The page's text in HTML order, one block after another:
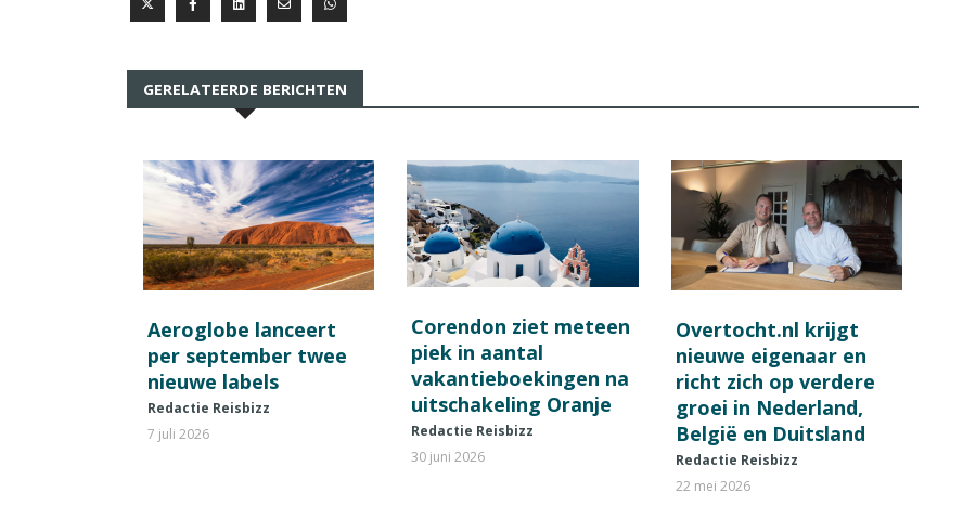
GERELATEERDE BERICHTEN
Aeroglobe lanceert
per september twee
nieuwe labels
Redactie Reisbizz
7 juli 2026
Corendon ziet meteen
piek in aantal
vakantieboekingen na
uitschakeling Oranje
Redactie Reisbizz
30 juni 2026
Overtocht.nl krijgt
nieuwe eigenaar en
richt zich op verdere
groei in Nederland,
België en Duitsland
Redactie Reisbizz
22 mei 2026